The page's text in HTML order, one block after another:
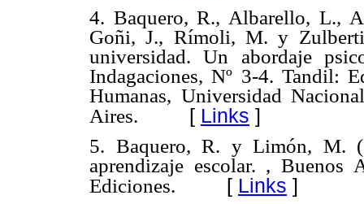
4. Baquero, R., Albarello, L.,
Goñi, J., Rímoli, M. y
universidad. Un abordaje
Indagaciones, Nº 3-4. Tandil:
Humanas, Universidad
Aires. [ Links ]
5. Baquero, R. y Limón, M.
aprendizaje escolar. , Buenos
Ediciones. [ Links ]